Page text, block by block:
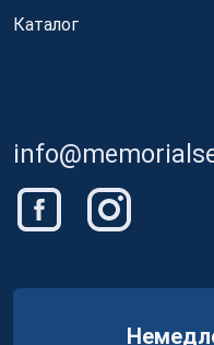
Каталог